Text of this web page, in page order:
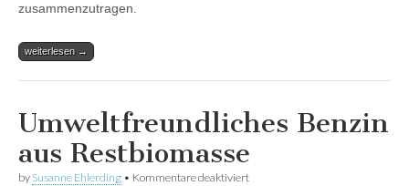
zusammenzutragen.
weiterlesen →
Umweltfreundliches Benzin
aus Restbiomasse
by Susanne Ehlerding • Kommentare deaktiviertfür